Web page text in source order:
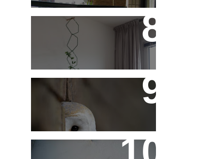
Treliças, Ganchos e
Suportes - Parte 1
Fotos de Domingo - As
Melhores da Semana